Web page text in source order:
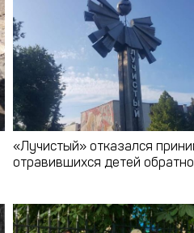
«Лучистый» отказался
отравившихся детей обратно